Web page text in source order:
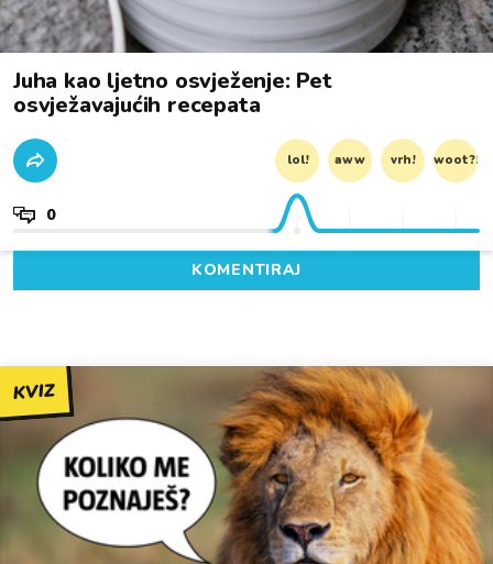
Juha kao ljetno osvježenje: Pet
osvježavajućih recepata
lol! aww vrh! woot?!
0
KOMENTIRAJ
KVIZ